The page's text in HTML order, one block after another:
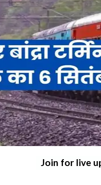
Join for live